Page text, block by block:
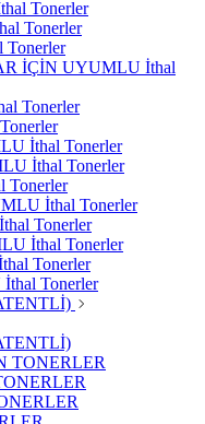
Tonerler
Tonerler
İÇİN UYUMLU İthal
Tonerler
İthal Tonerler
İthal Tonerler
İthal Tonerler
Tonerler
İthal Tonerler
Tonerler
Tonerler
TONERLER